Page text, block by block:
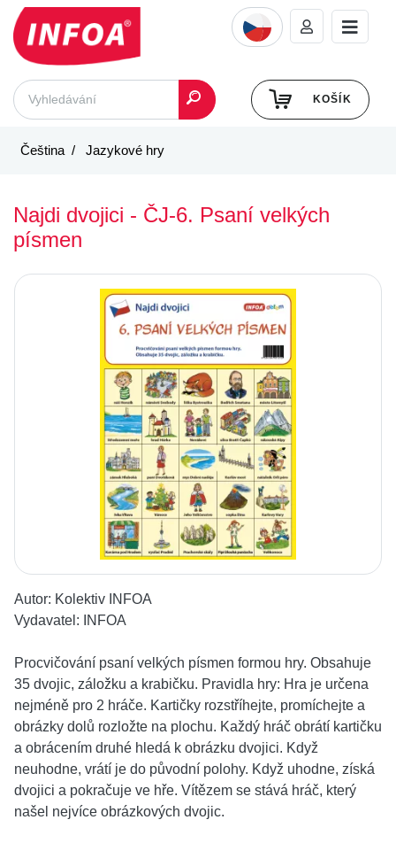
KOŠÍK
Čeština Jazykové hry
Najdi dvojici - ČJ-6. Psaní velkých
písmen
Autor: Kolektiv INFOA
Vydavatel:
INFOA
Procvičování psaní velkých písmen formou hry. Obsahuje
35 dvojic, záložku a krabičku. Pravidla hry: Hra je určena
nejméně pro 2 hráče. Kartičky rozstříhejte, promíchejte a
obrázky dolů rozložte na plochu. Každý hráč obrátí kartičku
a obrácením druhé hledá k obrázku dvojici. Když
neuhodne, vrátí je do původní polohy. Když uhodne, získá
dvojici a pokračuje ve hře. Vítězem se stává hráč, který
našel nejvíce obrázkových dvojic.